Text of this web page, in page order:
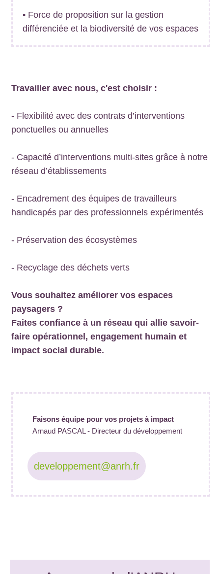
• Force de proposition sur la gestion
différenciée et la biodiversité de vos espaces
Travailler avec nous, c'est choisir :
- Flexibilité avec des contrats d’interventions
ponctuelles ou annuelles
- Capacité d’interventions multi-sites grâce à notre
réseau d’établissements
- Encadrement des équipes de travailleurs
handicapés par des professionnels expérimentés
- Préservation des écosystèmes
- Recyclage des déchets verts
Vous souhaitez améliorer vos espaces
paysagers ?
Faites confiance à un réseau qui allie savoir-
faire opérationnel, engagement humain et
impact social durable.
Faisons équipe pour vos projets à impact
Arnaud PASCAL - Directeur du développement
developpement@anrh.fr